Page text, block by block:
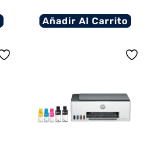
Añadir Al Carrito